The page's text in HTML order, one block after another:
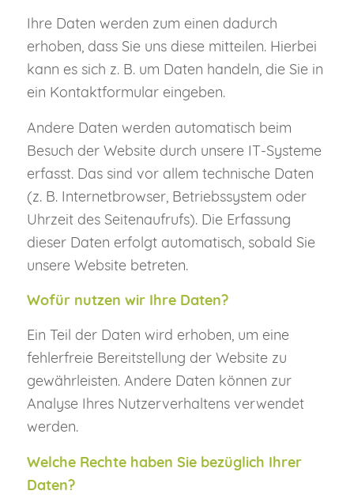
Ihre Daten werden zum einen dadurch
erhoben, dass Sie uns diese mitteilen. Hierbei
kann es sich z. B. um Daten handeln, die Sie in
ein Kontaktformular eingeben.
Andere Daten werden automatisch beim
Besuch der Website durch unsere IT-Systeme
erfasst. Das sind vor allem technische Daten
(z. B. Internetbrowser, Betriebssystem oder
Uhrzeit des Seitenaufrufs). Die Erfassung
dieser Daten erfolgt automatisch, sobald Sie
unsere Website betreten.
Wofür nutzen wir Ihre Daten?
Ein Teil der Daten wird erhoben, um eine
fehlerfreie Bereitstellung der Website zu
gewährleisten. Andere Daten können zur
Analyse Ihres Nutzerverhaltens verwendet
werden.
Welche Rechte haben Sie bezüglich Ihrer
Daten?